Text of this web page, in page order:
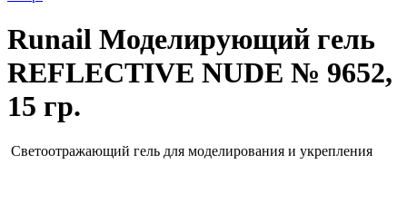
Runail Моделирующий гель
REFLECTIVE NUDE № 9652,
15 гр.
Светоотражающий гель для моделирования и укрепления